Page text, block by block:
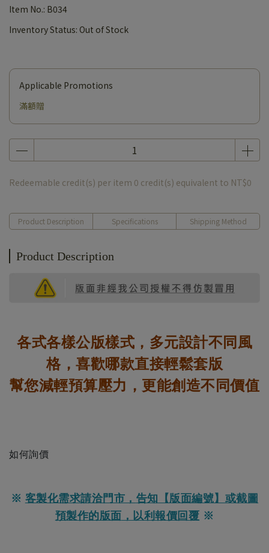
Item No.: B034
Inventory Status: Out of Stock
Applicable Promotions
滿額贈
Redeemable credit(s) per item 0 credit(s) equivalent to NT$0
Product Description Specifications Shipping Method
Product Description
各式各樣公版樣式，多元設計不同風
格，喜歡哪款直接輕鬆套版
幫您減輕預算壓力，更能創造不同價值
如何詢價
※ 客製化需求請洽門市， 告知【版面編號】或截圖
預製作的版面 ，以利報價回覆 ※